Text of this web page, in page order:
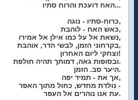
האח דועכת והרוח סתיו...
כרוח-סתיו - נוגה,
כאש האח - לוהבת,
נשאת אל על כמו אילן אל אמירו,
בקרחוני הזמן, לבשי הדר, אוהבת,
וצחקי ליום האחרון!
ובסופות גאה, דמותך תהיה חולפת.
היער סב. הזמן.
אך את - תמיד יפה,
נולדת מחדש, כחול מתוך האפר -
עת אנו נוהרים אל העפר.